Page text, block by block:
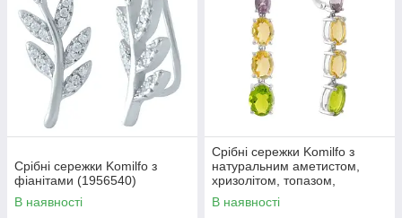
Срібні сережки Komilfo з
фіанітами (1956540)
В наявності
Срібні сережки Komilfo з
натуральним аметистом,
хризолітом, топазом,
цитрином (2183259)
В наявності